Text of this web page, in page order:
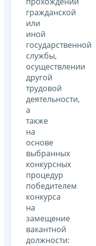
гражданской
или
иной
государственной
службы,
осуществлении
другой
трудовой
деятельности,
а
также
на
основе
выбранных
конкурсных
процедур
победителем
конкурса
на
замещение
вакантной
должности: